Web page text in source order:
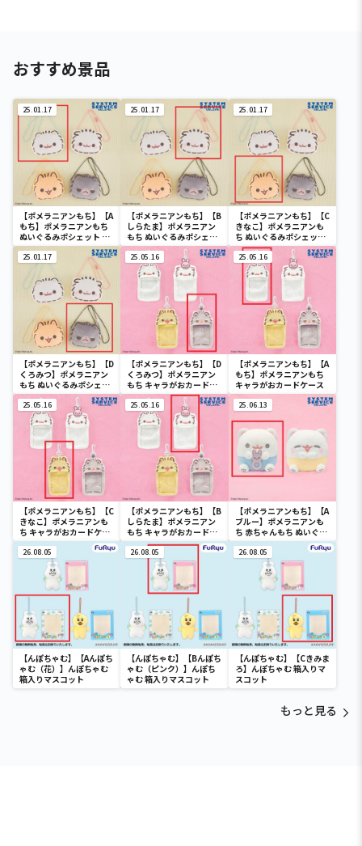
おすすめ景品
25.01.17
【ポメラニアンもち】【A
もち】ポメラニアンもち
ぬいぐるみポシェット フ
ェイスver.
25.01.17
【ポメラニアンもち】【B
しらたま】ポメラニアン
もち ぬいぐるみポシェッ
ト フェイスver.
25.01.17
【ポメラニアンもち】【C
きなこ】ポメラニアンも
ち ぬいぐるみポシェット
フェイスver.
25.01.17
【ポメラニアンもち】【D
くろみつ】ポメラニアン
もち ぬいぐるみポシェッ
ト フェイスver.
25.05.16
【ポメラニアンもち】【D
くろみつ】ポメラニアン
もち キャラがおカードケ
ース
25.05.16
【ポメラニアンもち】【A
もち】ポメラニアンもち
キャラがおカードケース
25.05.16
【ポメラニアンもち】【C
きなこ】ポメラニアンも
ち キャラがおカードケー
ス
25.05.16
【ポメラニアンもち】【B
しらたま】ポメラニアン
もち キャラがおカードケ
ース
25.06.13
【ポメラニアンもち】【A
ブルー】ポメラニアンも
ち 赤ちゃんもち ぬいぐる
みXL
26.08.05
【んぽちゃむ】【Aんぽち
ゃむ（花）】んぽちゃむ
箱入りマスコット
26.08.05
【んぽちゃむ】【Bんぽち
ゃむ（ピンク）】んぽち
ゃむ 箱入りマスコット
26.08.05
【んぽちゃむ】【Cきみま
ろ】んぽちゃむ 箱入りマ
スコット
もっと見る